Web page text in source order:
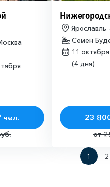
чел.
Нижний
Семен
11
(4 дня)
23
от
1 2